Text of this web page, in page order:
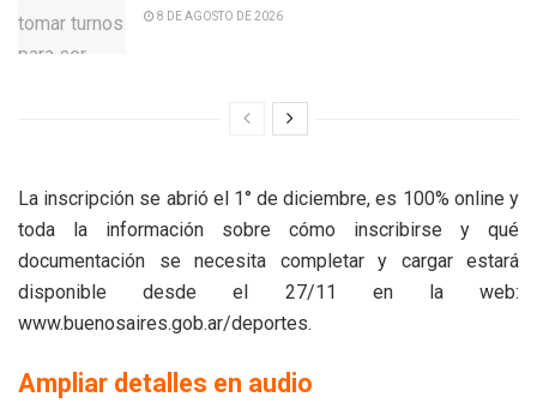
8 DE AGOSTO DE 2026
La inscripción se abrió el 1° de diciembre, es 100% online y
toda la información sobre cómo inscribirse y qué
documentación se necesita completar y cargar estará
disponible desde el 27/11 en la web:
www.buenosaires.gob.ar/deportes.
Ampliar detalles en audio